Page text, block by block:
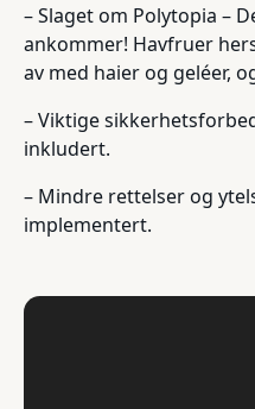
– Slaget om Polytopia –
ankommer! Havfruer
av med haier og geléer,
– Viktige
inkludert.
– Mindre rettelser og
implementert.